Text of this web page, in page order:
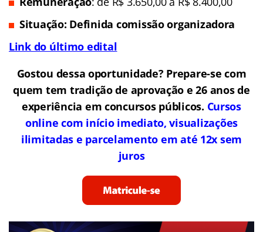
Situação: Definida comissão organizadora
Link do último edital
Gostou dessa oportunidade? Prepare-se com
quem tem tradição de aprovação e 26 anos de
experiência em concursos públicos. Cursos
online com início imediato, visualizações
ilimitadas e parcelamento em até 12x sem
juros